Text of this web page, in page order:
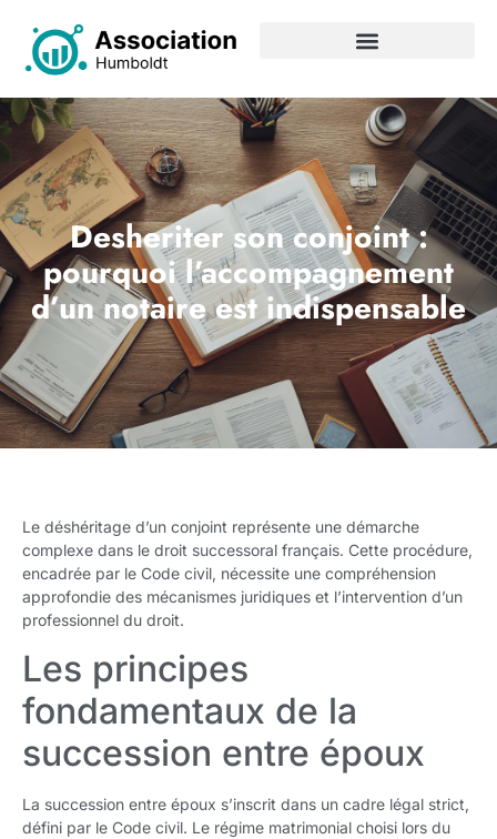
Desheriter son conjoint :
pourquoi l’accompagnement
d’un notaire est indispensable
Le déshéritage d’un conjoint représente une démarche
complexe dans le droit successoral français. Cette procédure,
encadrée par le Code civil, nécessite une compréhension
approfondie des mécanismes juridiques et l’intervention d’un
professionnel du droit.
Les principes
fondamentaux de la
succession entre époux
La succession entre époux s’inscrit dans un cadre légal strict,
défini par le Code civil. Le régime matrimonial choisi lors du